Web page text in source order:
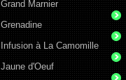
Grand Marnier
Grenadine
Infusion à La Camomille
Jaune d'Oeuf